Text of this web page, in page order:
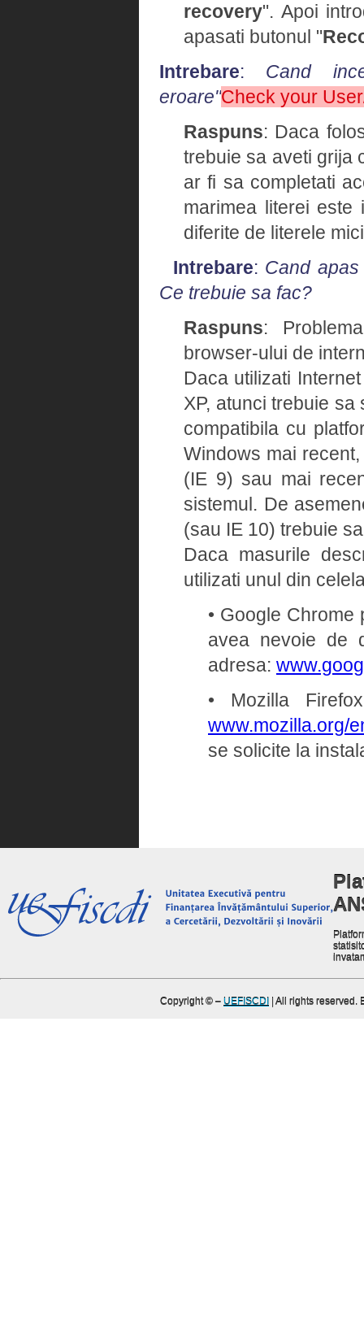
recovery". Apoi
apasati butonul "
Intrebare: Cand
eroare"Check your
Raspuns: Daca
trebuie sa aveti grija
ar fi sa completati
marimea literei este
diferite de literele
Intrebare: Cand
Ce trebuie sa fac?
Raspuns:
browser-ului de
Daca utilizati
XP, atunci trebuie
compatibila cu
Windows mai
(IE 9) sau mai
sistemul. De
(sau IE 10) trebuie
Daca masurile
utilizati unul din
• Google
avea nevoie de
adresa:
• Mozilla
www.mozilla.org/
se solicite la
Copyright © – UEFISCDI | All rights